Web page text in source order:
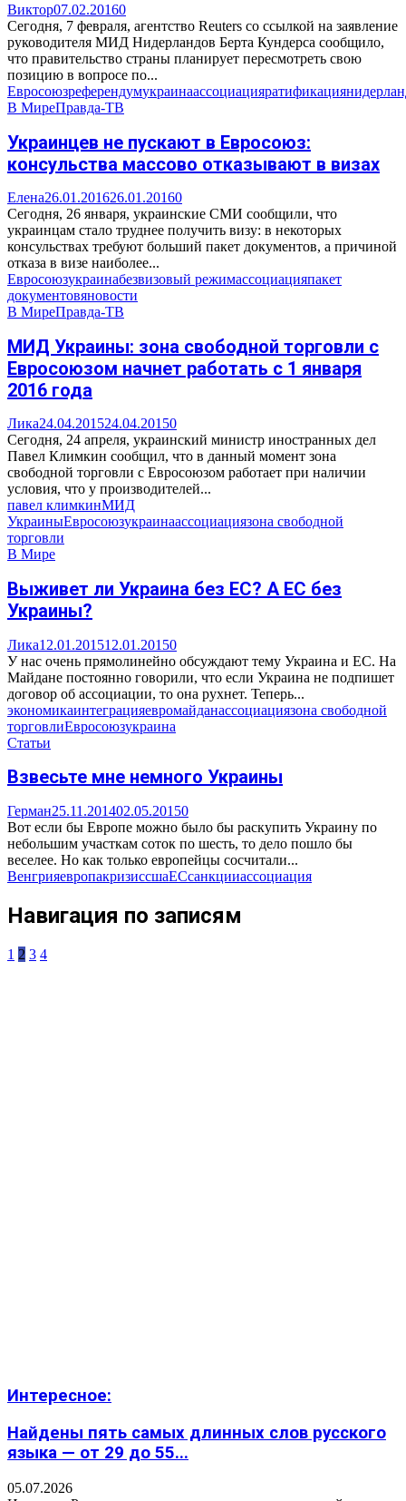
Виктор07.02.20160
Сегодня, 7 февраля, агентство Reuters со ссылкой на заявление
руководителя МИД Нидерландов Берта Кундерса сообщило,
что правительство страны планирует пересмотреть свою
позицию в вопросе по...
Евросоюзреферендумукраинаассоциацияратификация
В МиреПравда-ТВ
Украинцев не пускают в Евросоюз:
консульства массово отказывают в визах
Елена26.01.201626.01.20160
Сегодня, 26 января, украинские СМИ сообщили, что
украинцам стало труднее получить визу: в некоторых
консульствах требуют больший пакет документов, а причиной
отказа в визе наиболее...
Евросоюзукраинабезвизовый режимассоциацияпакет
документовяновости
В МиреПравда-ТВ
МИД Украины: зона свободной торговли с
Евросоюзом начнет работать с 1 января
2016 года
Лика24.04.201524.04.20150
Сегодня, 24 апреля, украинский министр иностранных дел
Павел Климкин сообщил, что в данный момент зона
свободной торговли с Евросоюзом работает при наличии
условия, что у производителей...
павел климкинМИД
УкраиныЕвросоюзукраинаассоциациязона свободной
торговли
В Мире
Выживет ли Украина без ЕС? А ЕС без
Украины?
Лика12.01.201512.01.20150
У нас очень прямолинейно обсуждают тему Украина и ЕС. На
Майдане постоянно говорили, что если Украина не подпишет
договор об ассоциации, то она рухнет. Теперь...
экономикаинтеграцияевромайданассоциациязона свободной
торговлиЕвросоюзукраина
Статьи
Взвесьте мне немного Украины
Герман25.11.201402.05.20150
Вот если бы Европе можно было бы раскупить Украину по
небольшим участкам соток по шесть, то дело пошло бы
веселее. Но как только европейцы сосчитали...
ВенгрияевропакризиссшаЕСсанкцииассоциация
Навигация по записям
1 2 3 4
Интересное:
Найдены пять самых длинных слов русского
языка — от 29 до 55...
05.07.2026